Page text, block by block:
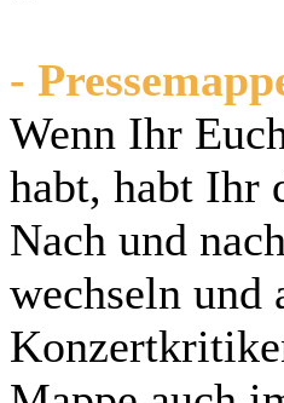
-
Wenn Ihr
habt, habt Ihr
Nach und
wechseln und